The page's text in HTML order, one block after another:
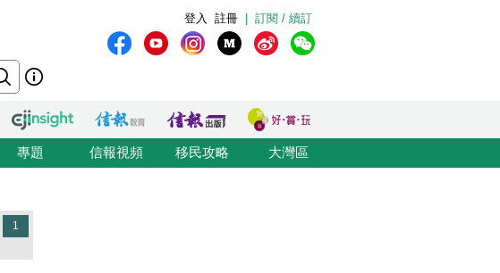
訂閱 / 續訂
註冊
登入
專題 信報視頻 移民攻略 大灣區
1